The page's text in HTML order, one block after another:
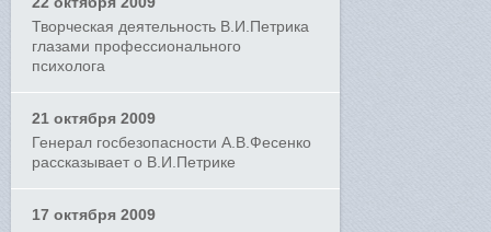
Творческая деятельность В.И.Петрика
глазами профессионального
психолога
21 октября 2009
Генерал госбезопасности А.В.Фесенко
рассказывает о В.И.Петрике
17 октября 2009